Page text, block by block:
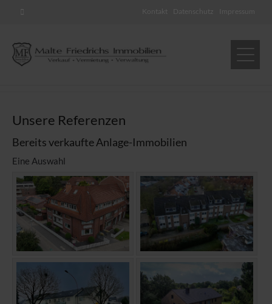
Kontakt Datenschutz Impressum
Unsere Referenzen
Bereits verkaufte Anlage-Immobilien
Eine Auswahl